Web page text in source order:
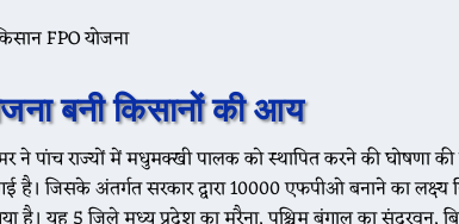
बनी किसानों की आय
ने पांच राज्यों में मधुमक्खी पालक को स्थापित करने की घोषणा
है। जिसके अंतर्गत सरकार द्वारा 10000 एफपीओ बनाने का लक्ष्य